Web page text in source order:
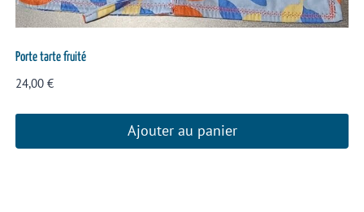
Porte tarte fruité
24,00€
Ajouter au panier